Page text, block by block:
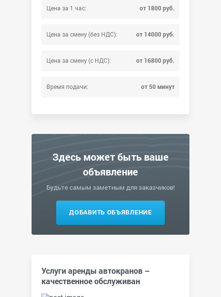
Цена за 1 час: от 1800 руб.
Цена за смену (без НДС): от 14000 руб.
Цена за смену (с НДС): от 16800 руб.
Время подачи: от 50 минут
Здесь может быть ваше
объявление
Будьте самым заметным для заказчиков!
ДОБАВИТЬ ОБЪЯВЛЕНИЕ
Услуги аренды автокранов –
качественное обслуживан